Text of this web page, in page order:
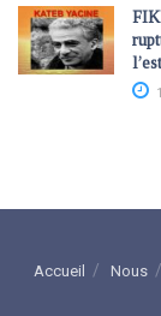
Accueil Nous